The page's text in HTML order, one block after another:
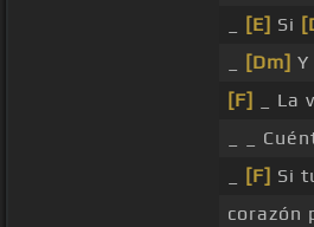
[E] Si
[Dm] Y
[F]
_ La
_ _
[F] Si
corazón